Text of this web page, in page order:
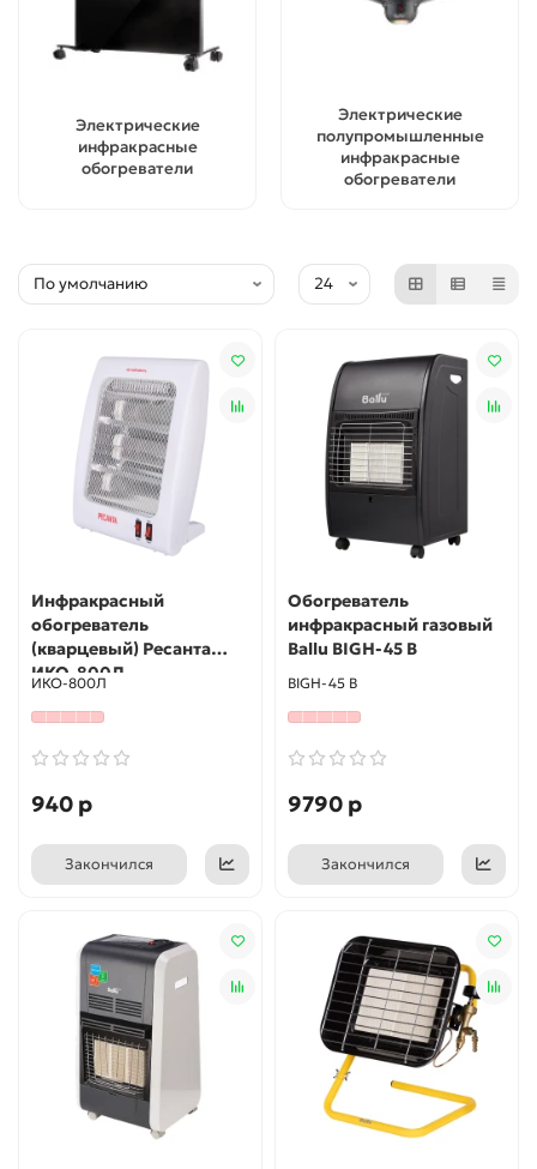
Электрические
инфракрасные
обогреватели
Электрические
полупромышленные
инфракрасные
обогреватели
Инфракрасный
обогреватель
(кварцевый) Ресанта
ИКО-800Л
ИКО-800Л
940 р
Закончился
Обогреватель
инфракрасный газовый
Ballu BIGH-45 B
BIGH-45 B
9790 р
Закончился